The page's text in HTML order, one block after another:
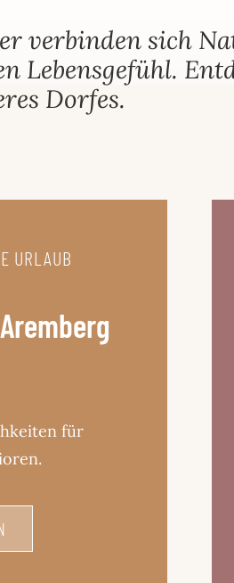
& GEWERBE
verbinden sich
Lebensgefühl.
Dorfes.
URLAUB
für